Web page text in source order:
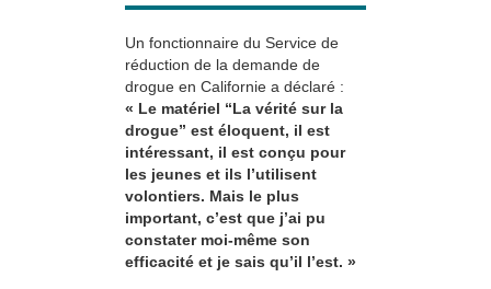
Un fonctionnaire du Service de
réduction de la demande de
drogue en Californie a déclaré :
« Le matériel “La vérité sur la
drogue” est éloquent, il est
intéressant, il est conçu pour
les jeunes et ils l’utilisent
volontiers. Mais le plus
important, c’est que j’ai pu
constater moi-même son
efficacité et je sais qu’il l’est. »